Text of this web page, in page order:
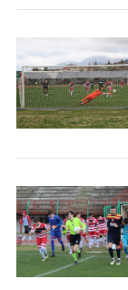
C
r
c
a
p
e